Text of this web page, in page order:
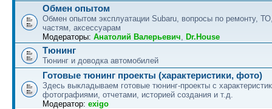
Обмен опытом
Обмен опытом эксплуатации Subaru, вопросы по ремонту,
частям, аксессуарам
Модераторы: Анатолий Валерьевич, Dr.House
Тюнинг
Тюнинг и доводка автомобилей
Готовые тюнинг проекты (характеристики, фото)
Здесь выкладываем готовые тюнинг-проекты с
фотографиями, отчетами, историей создания и т.д.
Модератор: exigo